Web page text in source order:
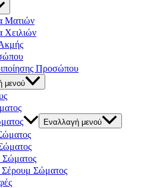
Ματιών
Χειλιών
Προσώπου
μενού
Εναλλαγή μενού
Σώματος
Σώματος